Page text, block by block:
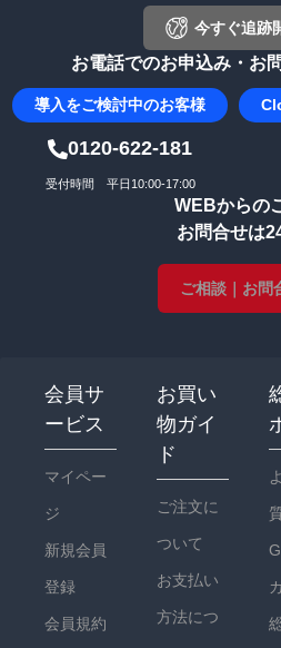
今すぐ追跡
お電話でのお申込み・お
導入をご検討中のお客様
0120-622-181
受付時間 平日10:00-17:00
WEBからの
お問合せは
ご相談｜お問
会員サ
ービス
マイペー
ジ
新規会員
登録
会員規約
お買い
物ガイ
ド
ご注文に
ついて
お支払い
方法につ